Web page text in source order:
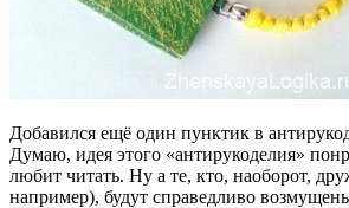
Добавился ещё один пунктик в
Думаю, идея этого «антирукоделия»
любит читать. Ну а те, кто, наоборот,
например), будут справедливо